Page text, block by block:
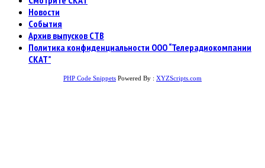
Новости
События
Архив выпусков СТВ
Политика конфиденциальности ООО “Телерадиокомпании
СКАТ”
PHP Code Snippets Powered By : XYZScripts.com